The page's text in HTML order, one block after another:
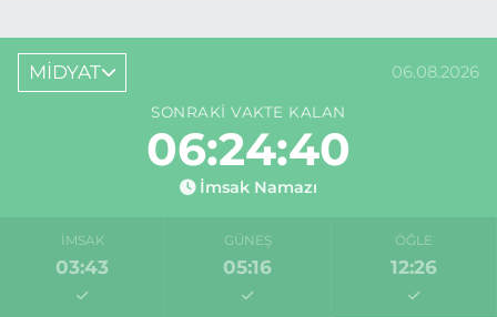
MİDYAT 06.08.2026
SONRAKI VAKTE KALAN
06:24:40
İmsak Namazı
İMSAK
03:43
GÜNEŞ
05:16
ÖĞLE
12:26